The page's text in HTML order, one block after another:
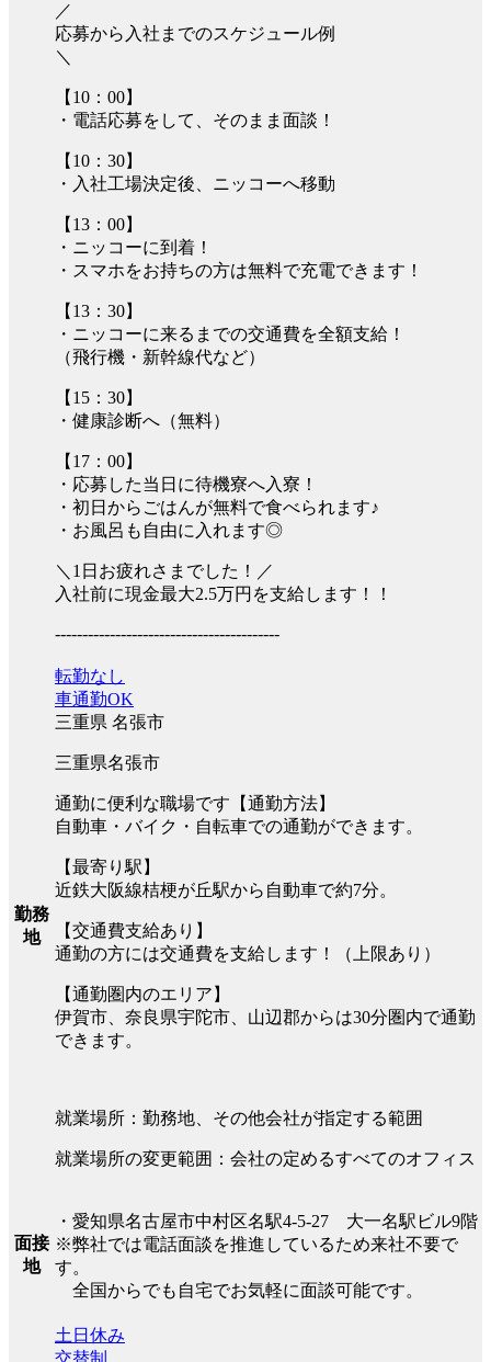
／
応募から入社までのスケジュール例
＼
【10：00】
・電話応募をして、そのまま面談！
【10：30】
・入社工場決定後、ニッコーへ移動
【13：00】
・ニッコーに到着！
・スマホをお持ちの方は無料で充電できます！
【13：30】
・ニッコーに来るまでの交通費を全額支給！
（飛行機・新幹線代など）
【15：30】
・健康診断へ（無料）
【17：00】
・応募した当日に待機寮へ入寮！
・初日からごはんが無料で食べられます♪
・お風呂も自由に入れます◎
＼1日お疲れさまでした！／
入社前に現金最大2.5万円を支給します！！
-----------------------------------------
勤務
地
転勤なし
車通勤OK
三重県 名張市
三重県名張市
通勤に便利な職場です【通勤方法】
自動車・バイク・自転車での通勤ができます。
【最寄り駅】
近鉄大阪線桔梗が丘駅から自動車で約7分。
【交通費支給あり】
通勤の方には交通費を支給します！（上限あり）
【通勤圏内のエリア】
伊賀市、奈良県宇陀市、山辺郡からは30分圏内で通勤
できます。
就業場所：勤務地、その他会社が指定する範囲
就業場所の変更範囲：会社の定めるすべてのオフィス
面接
地
・愛知県名古屋市中村区名駅4-5-27 大一名駅ビル9階
※弊社では電話面談を推進しているため来社不要で
す。
全国からでも自宅でお気軽に面談可能です。
土日休み
交替制